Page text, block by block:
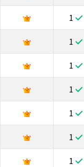
1
1
1
1
1
1
1